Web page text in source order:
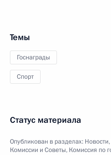
Темы
Госнаграды
Спорт
Статус материала
Опубликован в разделах: Новости,
Комиссии и Советы, Комиссия по